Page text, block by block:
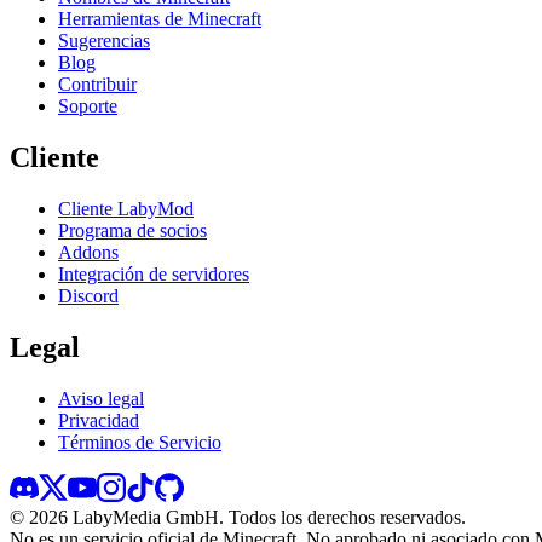
Herramientas de Minecraft
Sugerencias
Blog
Contribuir
Soporte
Cliente
Cliente LabyMod
Programa de socios
Addons
Integración de servidores
Discord
Legal
Aviso legal
Privacidad
Términos de Servicio
© 2026 LabyMedia GmbH. Todos los derechos reservados.